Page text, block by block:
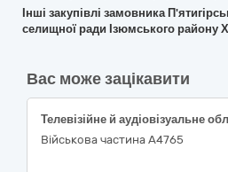
Інші закупівлі замовника
селищної ради Ізюмського району
Вас може зацікавити
Телевізійне й аудіовізуальне
Військова частина А4765